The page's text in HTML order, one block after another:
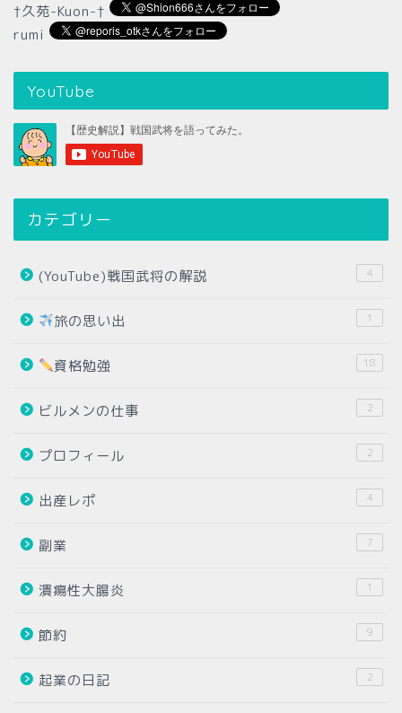
†久苑-Kuon-†
rumi
YouTube
カテゴリー
(YouTube)戦国武将の解説 4
旅の思い出 1
資格勉強 18
ビルメンの仕事 2
プロフィール 2
出産レポ 4
副業 7
潰瘍性大腸炎 1
節約 9
起業の日記 2